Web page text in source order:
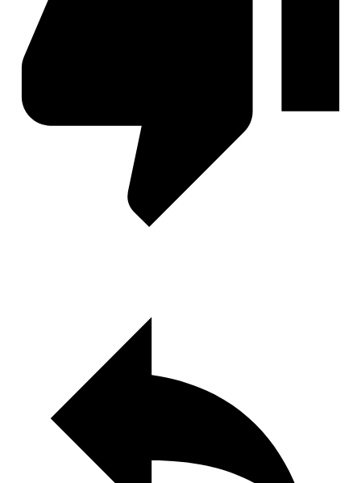
Секрет Небес
В Ритме Страсти